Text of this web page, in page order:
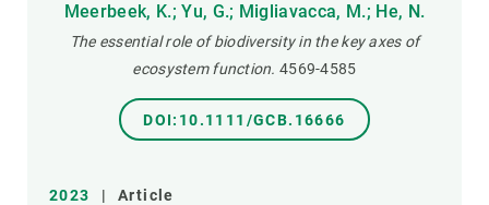
Meerbeek, K.; Yu, G.; Migliavacca, M.; He, N.
The essential role of biodiversity in the key axes of
ecosystem function. 4569-4585
DOI:10.1111/GCB.16666
2023 | Article